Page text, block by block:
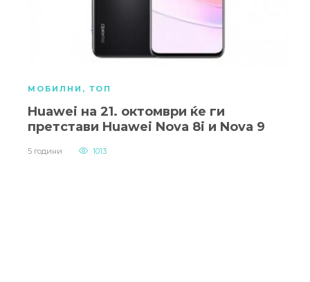
МОБИЛНИ , ТОП
Huawei на 21. октомври ќе ги
претстави Huawei Nova 8i и Nova 9
5 години 1013